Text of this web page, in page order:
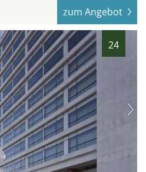
zum Angebot
24